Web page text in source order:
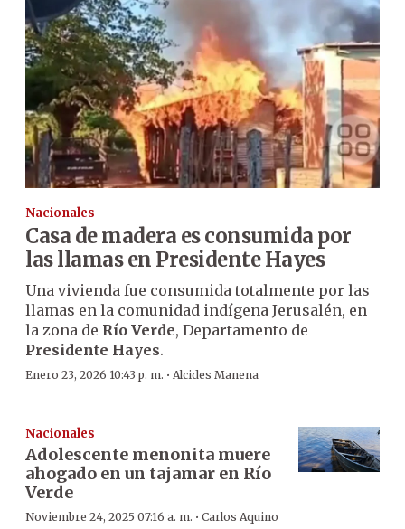
Nacionales
Casa de madera es consumida por
las llamas en Presidente Hayes
Una vivienda fue consumida totalmente por las
llamas en la comunidad indígena Jerusalén, en
la zona de Río Verde, Departamento de
Presidente Hayes.
Enero 23, 2026 10:43 p. m. · Alcides Manena
Nacionales
Adolescente menonita muere
ahogado en un tajamar en Río
Verde
Noviembre 24, 2025 07:16 a. m. · Carlos Aquino